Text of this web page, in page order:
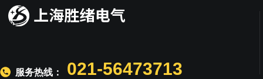
服务热线： 021-56473713